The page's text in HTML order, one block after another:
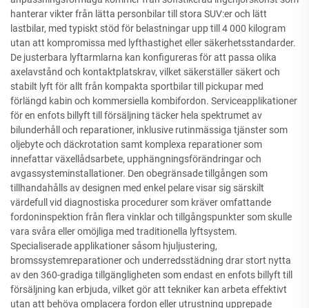
hanterar vikter från lätta personbilar till stora SUV:er och lätt
lastbilar, med typiskt stöd för belastningar upp till 4 000 kilogram
utan att kompromissa med lyfthastighet eller säkerhetsstandarder.
De justerbara lyftarmlarna kan konfigureras för att passa olika
axelavstånd och kontaktplatskrav, vilket säkerställer säkert och
stabilt lyft för allt från kompakta sportbilar till pickupar med
förlängd kabin och kommersiella kombifordon. Serviceapplikationer
för en enfots billyft till försäljning täcker hela spektrumet av
bilunderhåll och reparationer, inklusive rutinmässiga tjänster som
oljebyte och däckrotation samt komplexa reparationer som
innefattar växellådsarbete, upphängningsförändringar och
avgassysteminstallationer. Den obegränsade tillgången som
tillhandahålls av designen med enkel pelare visar sig särskilt
värdefull vid diagnostiska procedurer som kräver omfattande
fordoninspektion från flera vinklar och tillgångspunkter som skulle
vara svåra eller omöjliga med traditionella lyftsystem.
Specialiserade applikationer såsom hjuljustering,
bromssystemreparationer och underredsstädning drar stort nytta
av den 360-gradiga tillgängligheten som endast en enfots billyft till
försäljning kan erbjuda, vilket gör att tekniker kan arbeta effektivt
utan att behöva omplacera fordon eller utrustning upprepade